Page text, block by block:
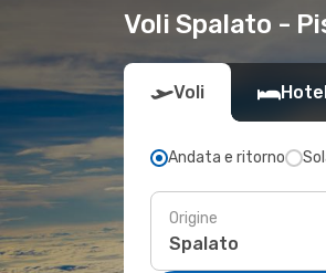
Voli Spalato -
Voli
Andata e ritorno
Origine